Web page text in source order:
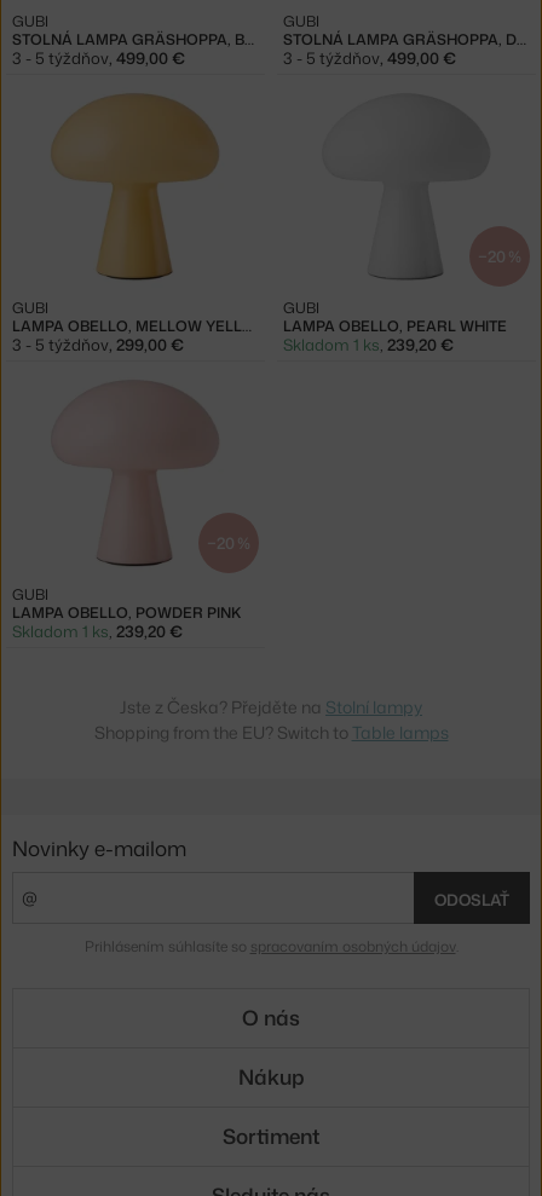
STOLNÁ LAMPA GRÄSHOPPA, BLACK
GUBI
3 - 5 týždňov, 499,00 €
STOLNÁ LAMPA GRÄSHOPPA, DUSTY BLUE
GUBI
3 - 5 týždňov, 499,00 €
LAMPA OBELLO, MELLOW YELLOW
GUBI
3 - 5 týždňov 299,00 €
−20 %
LAMPA OBELLO, PEARL WHITE
GUBI
Skladom 1 ks 239,20 €
−20 %
LAMPA OBELLO, POWDER PINK
GUBI
Skladom 1 ks 239,20 €
Jste z Česka? Přejděte na Stolní lampy
Shopping from the EU? Switch to Table lamps
Novinky e-mailom
ODOSLAŤ
Prihlásením súhlasíte so spracovaním osobných údajov.
O nás
Nákup
Sortiment